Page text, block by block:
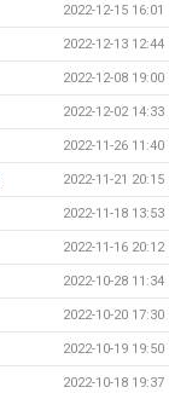
2022-12-15 16:01
2022-12-13 12:44
2022-12-08 19:00
2022-12-02 14:33
2022-11-26 11:40
2022-11-21 20:15
2022-11-18 13:53
2022-11-16 20:12
2022-10-28 11:34
2022-10-20 17:30
2022-10-19 19:50
2022-10-18 19:37